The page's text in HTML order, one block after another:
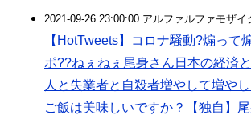
2021-09-26 23:00:00 アルファルファモザイ
【HotTweets】コロナ騒動?煽って
ポ??ねぇねぇ尾身さん日本の経済
人と失業者と自殺者増やして増や
ご飯は美味しいですか？【独自】